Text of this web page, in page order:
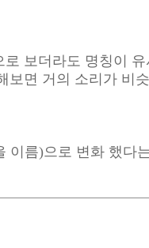
보더라도 명칭이
보면 거의 소리가 비
이름)으로 변화 했다